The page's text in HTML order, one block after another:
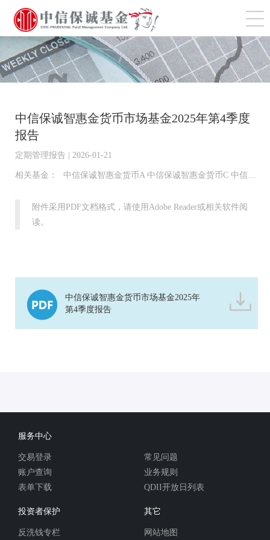
切
中信保诚智惠金货币市场基金2025年第4季度
报告
定期管理报告 | 2026-01-21
相关基金： 中信保诚智惠金货币A 中信保诚智惠金货币C 中信保诚智惠金货币E 中信保诚智惠金货币D
附件采用PDF文档格式，请使用Adobe Reader或相关软件阅
读。
中信保诚智惠金货币市场基金2025年
第4季度报告
服务中心
交易登录
账户查询
表单下载
常见问题
业务规则
QDII开放日列表
投资者保护
反洗钱专栏
其它
网站地图